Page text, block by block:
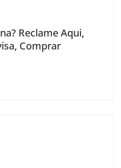
Reclame Aqui,
Comprar